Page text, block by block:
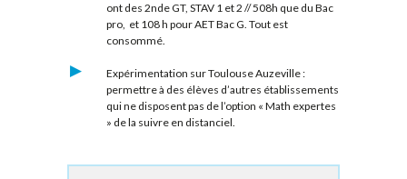
ont des 2nde GT, STAV 1 et 2 // 508h que du Bac
pro, et 108 h pour AET Bac G. Tout est
consommé.
Expérimentation sur Toulouse Auzeville :
permettre à des élèves d’autres établissements
qui ne disposent pas de l’option « Math expertes
» de la suivre en distanciel.